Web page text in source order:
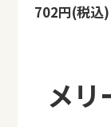
702円(税込)
メ